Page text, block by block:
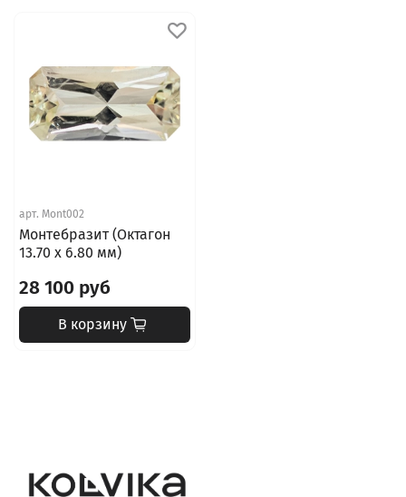
арт. Mont002
Монтебразит (Октагон
13.70 x 6.80 мм)
28 100 руб
В корзину